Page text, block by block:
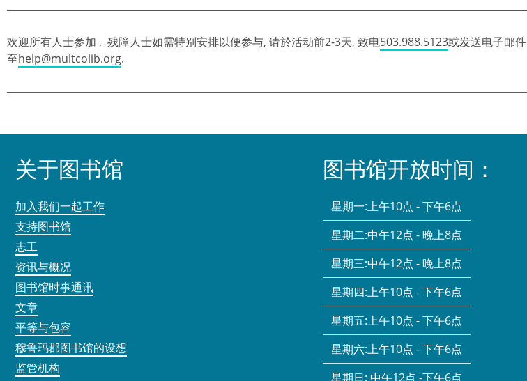
欢迎所有人士参加 , 残障人士如需特别安排以便参与, 请於活动前2-3天, 致电503.988.5123或发送电子邮件
至help@multcolib.org.
关于图书馆
加入我们一起工作
支持图书馆
志工
资讯与概况
图书馆时事通讯
文章
平等与包容
穆鲁玛郡图书馆的设想
监管机构
图书馆开放时间：
星期一:上午10点 - 下午6点
星期二:中午12点 - 晚上8点
星期三:中午12点 - 晚上8点
星期四:上午10点 - 下午6点
星期五:上午10点 - 下午6点
星期六:上午10点 - 下午6点
星期日: 中午12点 -下午6点